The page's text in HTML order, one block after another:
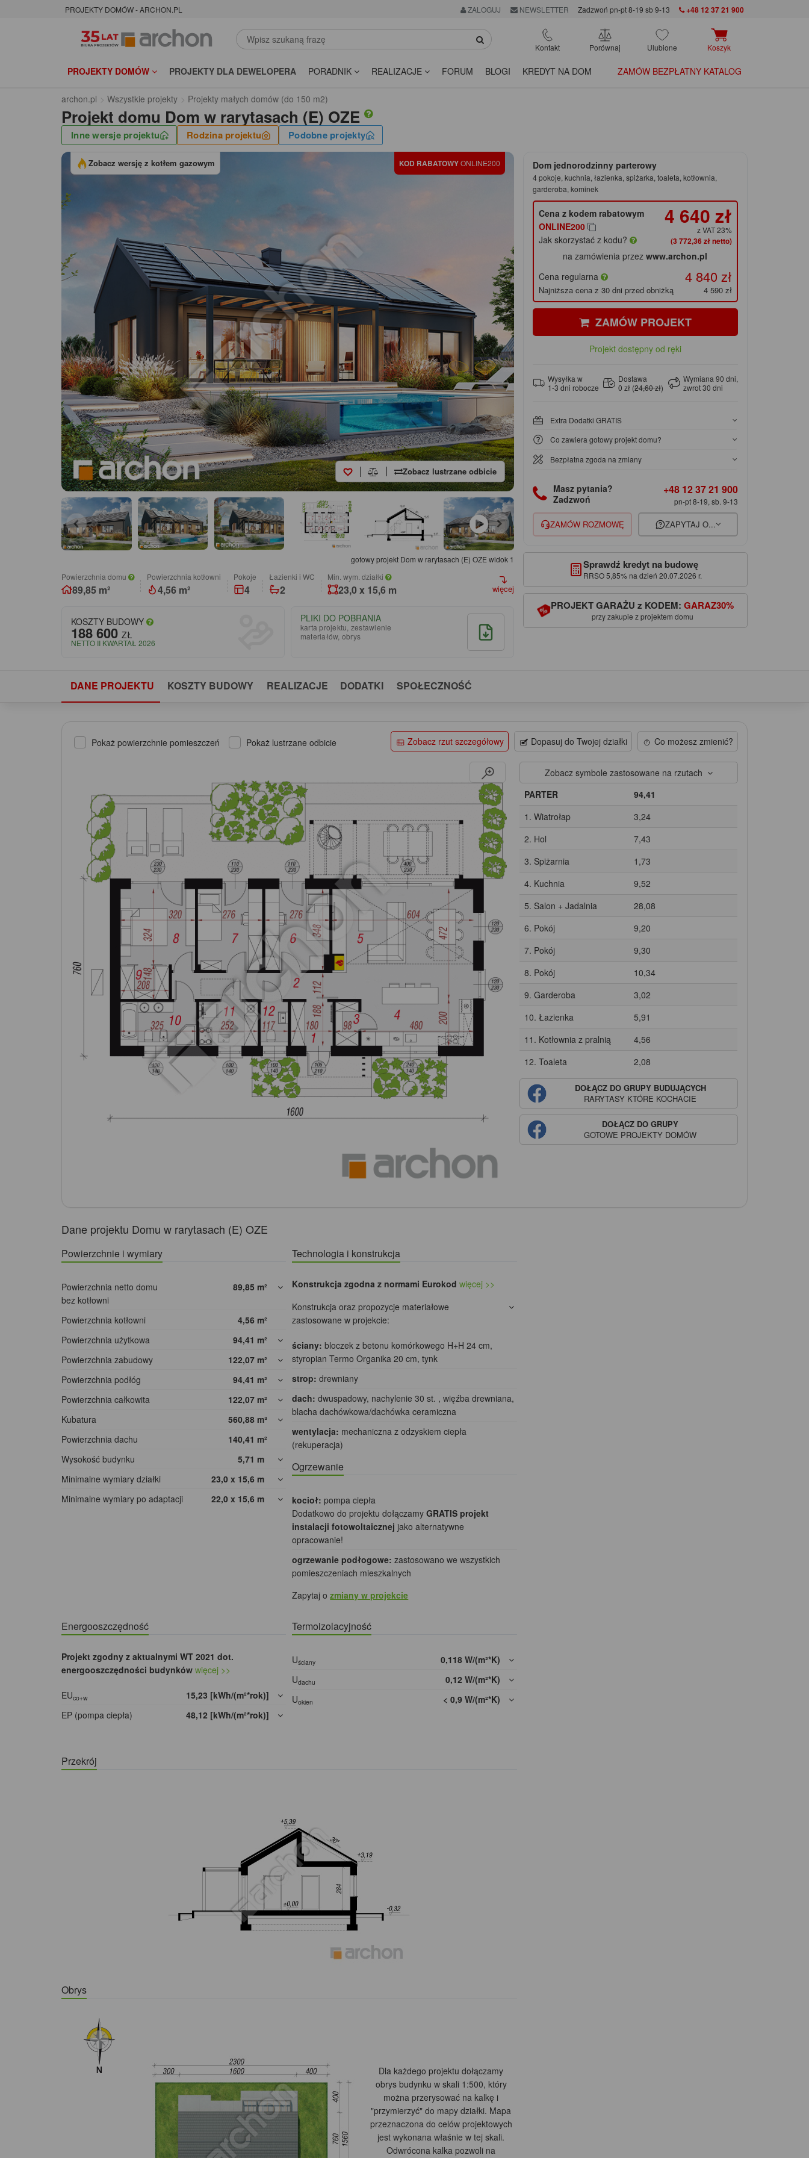
PROJEKTY DOMÓW - ARCHON.PL ZALOGUJ NEWSLETTER Zadzwoń pn-pt 8-19 sb 9-13 +48 12 37 21 900
Kontakt Porównaj Ulubione Koszyk
PROJEKTY DOMÓW PROJEKTY DLA DEWELOPERA PORADNIK REALIZACJE FORUM BLOGI KREDYT NA DOM ZAMÓW BEZPŁATNY KATALOG
archon.pl Wszystkie projekty Projekty małych domów (do 150 m2)
Projekt domu Dom w rarytasach (E) OZE
Inne wersje projektu Rodzina projektu Podobne projekty
Zobacz wersję z kotłem gazowym KOD RABATOWYONLINE200
Zobacz lustrzane odbicie
gotowy projekt Dom w rarytasach (E) OZE widok 1
Powierzchnia domu
89,85 m²
Powierzchnia kotłowni
4,56 m²
pokoje
4
łazienki i WC
2
Min. wym. działki
23,0 x 15,6 m więcej
KOSZTY BUDOWY
188 600 ZŁ
NETTO II KWARTAŁ 2026
PLIKI DO POBRANIA
karta projektu, zestawienie
materiałów, obrys
Dom jednorodzinny parterowy
4 pokoje, kuchnia, łazienka, spiżarka, toaleta, kotłownia,
garderoba, kominek
Cena z kodem rabatowym
ONLINE200
Jak skorzystać z kodu?
4 640 zł
z VAT 23%
(3 772,36 zł netto)
na zamówienia przezwww.archon.pl
Cena regularna
4 840 zł
Najniższa cena z 30 dni przed obniżką 4 590 zł
ZAMÓW PROJEKT
Projekt dostępny od ręki
Wysyłka w
1-3 dni robocze
Dostawa
0 zł (24,60 zł)
Wymiana 90 dni,
zwrot 30 dni
Extra Dodatki GRATIS
Co zawiera gotowy projekt domu?
Bezpłatna zgoda na zmiany
Masz pytania?
Zadzwoń
+48 12 37 21 900
pn-pt 8-19, sb. 9-13
ZAMÓW ROZMOWĘ ZAPYTAJ O...
Sprawdź kredyt na budowę
RRSO 5,85% na dzień 20.07.2026 r.
PROJEKT GARAŻU z KODEM:GARAZ30%
przy zakupie z projektem domu
DANE PROJEKTU KOSZTY BUDOWY REALIZACJE DODATKI SPOŁECZNOŚĆ
Pokaż powierzchnie pomieszczeń Pokaż lustrzane odbicie Zobacz rzut szczegółowy Dopasuj do Twojej działki Co możesz zmienić?
Zobacz symbole zastosowane na rzutach
PARTER
94,41
1. Wiatrołap
3,24
2. Hol
7,43
3. Spiżarnia
1,73
4. Kuchnia
9,52
5. Salon + Jadalnia
28,08
6. Pokój
9,20
7. Pokój
9,30
8. Pokój
10,34
9. Garderoba
3,02
10. Łazienka
5,91
11. Kotłownia z pralnią
4,56
12. Toaleta
2,08
DOŁĄCZ DO GRUPY BUDUJĄCYCH
RARYTASY KTÓRE KOCHACIE
DOŁĄCZ DO GRUPY
GOTOWE PROJEKTY DOMÓW
Dane projektu Domu w rarytasach (E) OZE
Powierzchnie i wymiary
Powierzchnia netto domu
bez kotłowni
89,85 m²
Powierzchnia kotłowni 4,56 m²
Powierzchnia użytkowa
94,41 m²
Powierzchnia zabudowy
122,07 m²
Powierzchnia podłóg
94,41 m²
Powierzchnia całkowita
122,07 m²
Kubatura
560,88 m³
Powierzchnia dachu
140,41 m²
Wysokość budynku
5,71 m
Minimalne wymiary działki
23,0 x 15,6 m
Minimalne wymiary po adaptacji
22,0 x 15,6 m
Technologia i konstrukcja
Konstrukcja zgodna z normami Eurokod więcej >>
Konstrukcja oraz propozycje materiałowe
zastosowane w projekcie:
ściany: bloczek z betonu komórkowego H+H 24 cm,
styropian Termo Organika 20 cm, tynk
strop: drewniany
dach: dwuspadowy, nachylenie 30 st. , więźba drewniana,
blacha dachówkowa/dachówka ceramiczna
wentylacja: mechaniczna z odzyskiem ciepła
(rekuperacja)
Ogrzewanie
kocioł: pompa ciepła
Dodatkowo do projektu dołączamyGRATIS projekt
instalacji fotowoltaicznej jako alternatywne
opracowanie!
ogrzewanie podłogowe: zastosowano we wszystkich
pomieszczeniach mieszkalnych
Zapytaj ozmiany w projekcie
Energooszczędność
Projekt zgodny z aktualnymi WT 2021 dot.
energooszczędności budynków więcej >>
EUco+w
15,23 [kWh/(m²*rok)]
EP (pompa ciepła)
48,12 [kWh/(m²*rok)]
Termoizolacyjność
Uściany
0,118 W/(m²*K)
Udachu
0,12 W/(m²*K)
Uokien < 0,9 W/(m²*K)
Przekrój
Obrys
Dla każdego projektu dołączamy
obrys budynku w skali 1:500, który
można przerysować na kalkę i
"przymierzyć" do mapy działki. Mapa
przeznaczona do celów projektowych
jest wykonana właśnie w tej skali.
Odwrócona kalka pozwoli na